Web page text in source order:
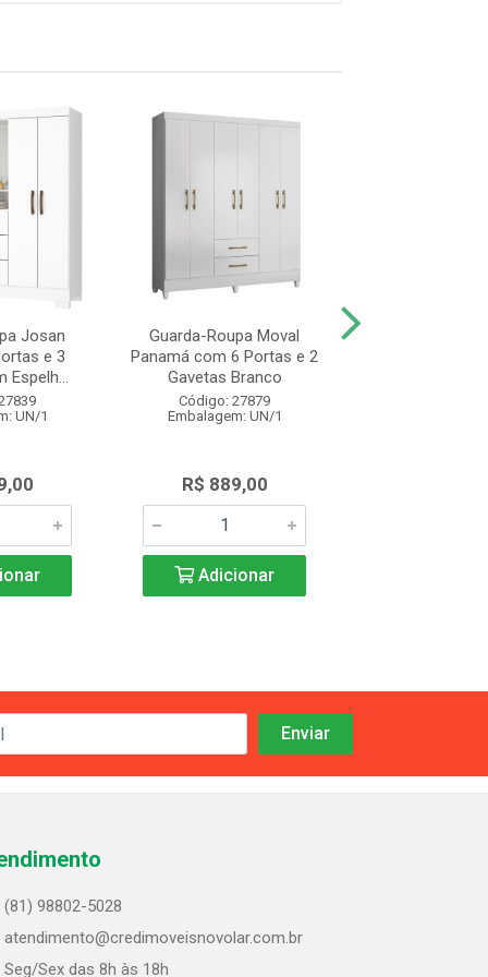
Josan
e 3
Espelh...
UN/1
Guarda-Roupa Moval
Panamá com 6 Portas e 2
Gavetas Branco
Código: 27879
Embalagem: UN/1
R$ 889,00
Adicionar
(81) 98802-5028
atendimento@credimoveisnovolar.com.br
Seg/Sex das 8h às 18h